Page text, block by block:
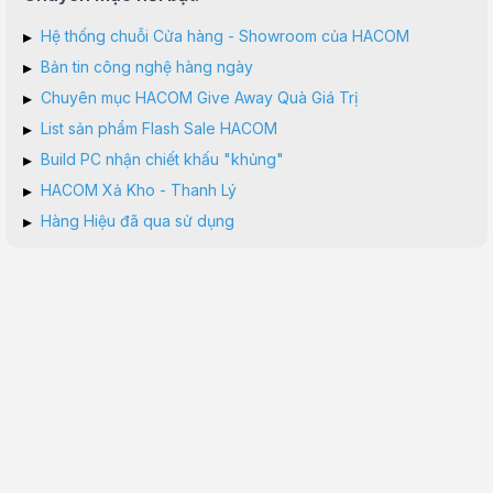
▸ Hệ thống chuỗi Cửa hàng - Showroom của HACOM
▸ Bản tin công nghệ hàng ngày
▸ Chuyên mục HACOM Give Away Quà Giá Trị
▸ List sản phẩm Flash Sale HACOM
▸ Build PC nhận chiết khấu "khủng"
▸ HACOM Xả Kho - Thanh Lý
▸ Hàng Hiệu đã qua sử dụng